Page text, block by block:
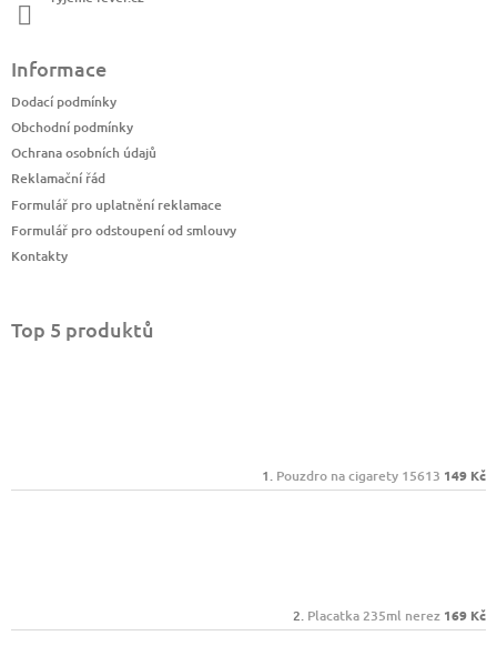
Informace
Dodací podmínky
Obchodní podmínky
Ochrana osobních údajů
Reklamační řád
Formulář pro uplatnění reklamace
Formulář pro odstoupení od smlouvy
Kontakty
Top 5 produktů
Pouzdro na cigarety 15613 149 Kč
Placatka 235ml nerez 169 Kč